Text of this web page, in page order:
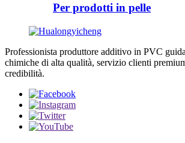
Per prodotti in pelle
Professionista produttore additivo in PVC
chimiche di alta qualità, servizio clienti
credibilità.